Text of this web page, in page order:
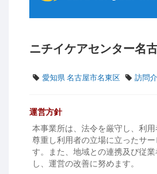
ニチイケアセンター名
愛知県 名古屋市名東区 訪問
運営方針
本事業所は、法令を厳守し、利
尊重し利用者の立場に立ったサ
す。また、地域との連携及び従
し、運営の改善に努めます。